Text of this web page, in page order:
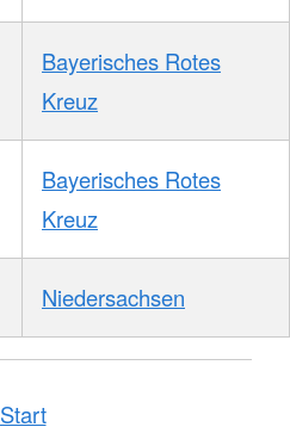
Bayerisches Rotes
Kreuz
Bayerisches Rotes
Kreuz
Niedersachsen
Start